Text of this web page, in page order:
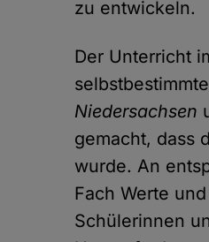
zu entwickeln.
Der Unterricht
Niedersachsen
gemacht, dass
wurde. An
Fach Werte
Schülerinnen